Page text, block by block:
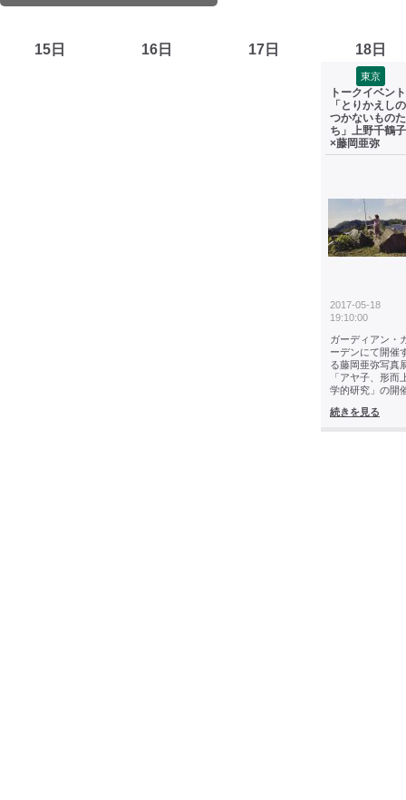
15日 16日 17日 18日
東京
トークイベント
「とりかえしの
つかないものた
ち」上野千鶴子
×藤岡亜弥
2017-05-18
19:10:00
ガーディアン・
ーデンにて開催
る藤岡亜弥写真
「アヤ子、形而
学的研究」の開
続きを見る